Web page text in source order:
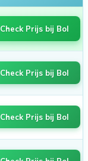
Check Prijs bij Bol
Check Prijs bij Bol
Check Prijs bij Bol